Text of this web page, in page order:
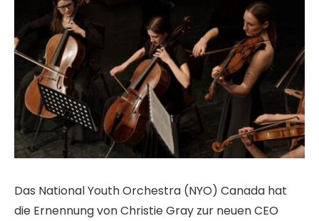
Das National Youth Orchestra (NYO) Canada hat
die Ernennung von Christie Gray zur neuen CEO